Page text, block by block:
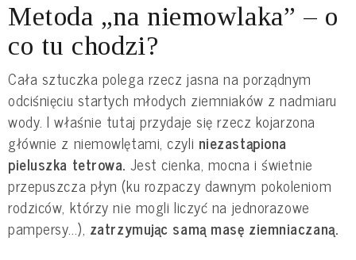
Metoda „na niemowlaka” – o
co tu chodzi?
Cała sztuczka polega rzecz jasna na porządnym
odciśnięciu startych młodych ziemniaków z nadmiaru
wody. I właśnie tutaj przydaje się rzecz kojarzona
głównie z niemowlętami, czyli niezastąpiona
pieluszka tetrowa. Jest cienka, mocna i świetnie
przepuszcza płyn (ku rozpaczy dawnym pokoleniom
rodziców, którzy nie mogli liczyć na jednorazowe
pampersy...), zatrzymując samą masę ziemniaczaną.